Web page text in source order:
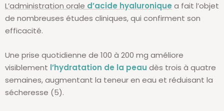
L’administration orale d’acide hyaluronique a fait l’objet
de nombreuses études cliniques, qui confirment son
efficacité.
Une prise quotidienne de 100 à 200 mg améliore
visiblement l’hydratation de la peau dès trois à quatre
semaines, augmentant la teneur en eau et réduisant la
sécheresse (5).